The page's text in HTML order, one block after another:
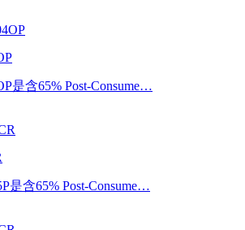
是含65% Post-Consume…
是含65% Post-Consume…